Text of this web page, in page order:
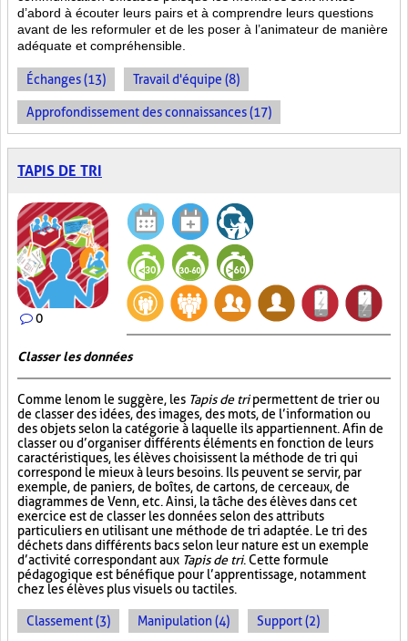
d’abord à écouter leurs pairs et à comprendre leurs questions
avant de les reformuler et de les poser à l’animateur de manière
adéquate et compréhensible.
Échanges (13) Travail d'équipe (8)
Approfondissement des connaissances (17)
TAPIS DE TRI
0
Classer les données
Comme le nom le suggère, les Tapis de tripermettent de trier ou
de classer des idées, des images, des mots, de l’information ou
des objets selon la catégorie à laquelle ils appartiennent. Afin de
classer ou d’organiser différents éléments en fonction de leurs
caractéristiques, les élèves choisissent la méthode de tri qui
correspond le mieux à leurs besoins. Ils peuvent se servir, par
exemple, de paniers, de boîtes, de cartons, de cerceaux, de
diagrammes de Venn, etc. Ainsi, la tâche des élèves dans cet
exercice est de classer les données selon des attributs
particuliers en utilisant une méthode de tri adaptée. Le tri des
déchets dans différents bacs selon leur nature est un exemple
d’activité correspondant aux Tapis de tri. Cette formule
pédagogique est bénéfique pour l’apprentissage, notamment
chez les élèves plus visuels ou tactiles.
Classement (3) Manipulation (4) Support (2)